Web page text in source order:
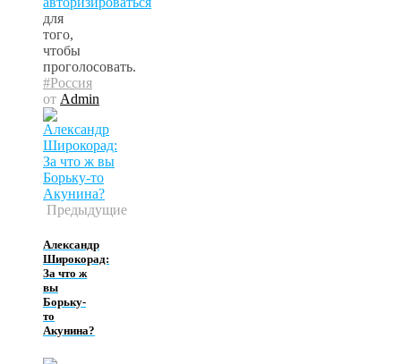
для
того,
чтобы
проголосовать.
#Россия
от Admin
Предыдущие
Александр
Широкорад:
За что ж
вы
Борьку-
то
Акунина?